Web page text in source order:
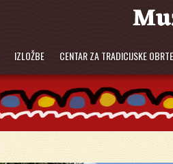
IZLOŽBE CENTAR ZA TRADICIJSKE OBRTE